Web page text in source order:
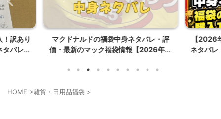
！訳あり
タバレ
マクドナルドの福袋中身ネタバレ・評
価・最新のマック福袋情報【2026年夏
【2026
ネタバレ
HOME >雑貨・日用品福袋 >